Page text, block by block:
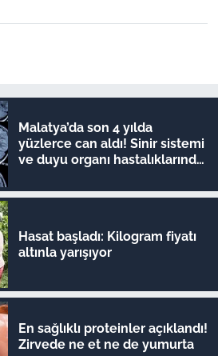
Malatya’da son 4 yılda
yüzlerce can aldı! Sinir sistemi
ve duyu organı hastalıklarında
Hasat başladı: Kilogram fiyatı
altınla yarışıyor
En sağlıklı proteinler açıklandı!
Zirvede ne et ne de yumurta